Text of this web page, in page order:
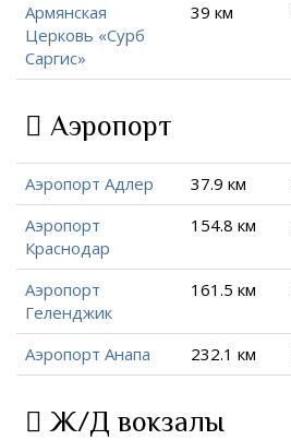
Армянская
Церковь «Сурб
Саргис»
39 км
Аэропорт
Аэропорт Адлер 37.9 км
Аэропорт
Краснодар
154.8 км
Аэропорт
Геленджик
161.5 км
Аэропорт Анапа 232.1 км
Ж/Д вокзалы